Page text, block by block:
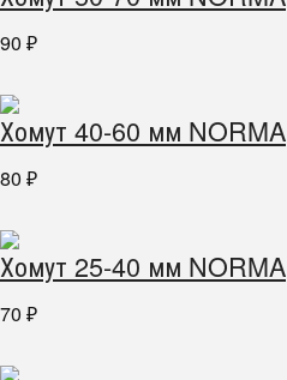
90 ₽
Хомут 40-60 мм NORMA
80 ₽
Хомут 25-40 мм NORMA
70 ₽